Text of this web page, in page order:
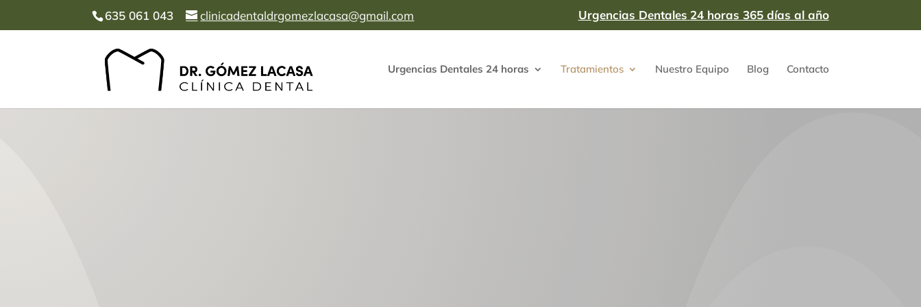
635 061 043 clinicadentaldrgomezlacasa@gmail.com Urgencias Dentales 24 horas 365 días al año
Urgencias Dentales 24 horas Tratamientos Nuestro Equipo Blog Contacto